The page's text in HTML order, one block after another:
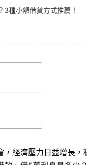
種小額借貸方式推薦！
經濟壓力日益增長